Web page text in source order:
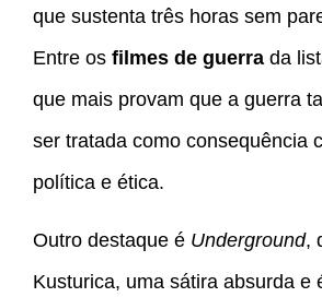
que sustenta três horas sem
Entre os filmes de guerra da
que mais provam que a guerra
ser tratada como consequência
política e ética.
Outro destaque é Underground,
Kusturica, uma sátira absurda e